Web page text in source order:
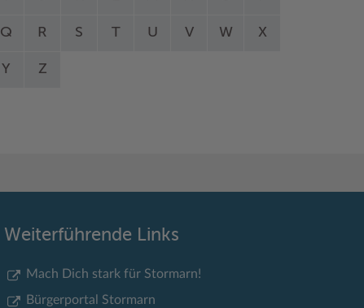
Q R S T U V W X
Y Z
Weiterführende Links
Mach Dich stark für Stormarn!
Bürgerportal Stormarn